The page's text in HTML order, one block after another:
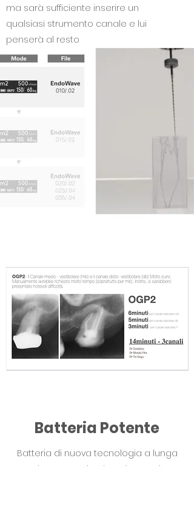
ma sarà sufficiente inserire un
qualsiasi strumento canale e lui
penserà al resto
Batteria Potente
Batteria di nuova tecnologia a lunga
durata. Grazie al quale non vi